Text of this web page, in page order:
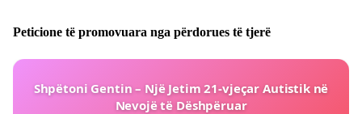
Peticione të promovuara nga përdorues të tjerë
Shpëtoni Gentin – Një Jetim 21-vjeçar Autistik në
Nevojë të Dëshpëruar